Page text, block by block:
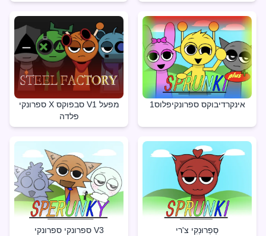
ספרונקי X סבפוקס V1 מפעל
פלדה
אינקרדיבוקס ספרונקיפלוס1
ספרונקי ספרונקי V3 סְפְרוּנְקִי צ'רי